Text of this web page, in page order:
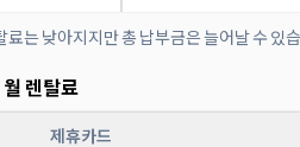
료는 낮아지지만 총 납부금은 늘어날 수
렌탈료
제휴카드